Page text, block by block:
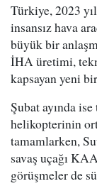
Türkiye, 2023
insansız hava
büyük bir
İHA üretimi,
kapsayan yeni
Şubat ayında
helikopterinin
tamamlarken,
savaş uçağı
görüşmeler de